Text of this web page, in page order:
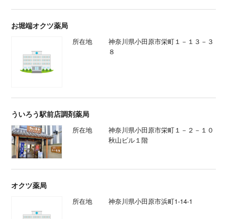
お堀端オクツ薬局
所在地
神奈川県小田原市栄町１－１３－３
８
ういろう駅前店調剤薬局
所在地
神奈川県小田原市栄町１－２－１０
秋山ビル１階
オクツ薬局
所在地 神奈川県小田原市浜町1-14-1